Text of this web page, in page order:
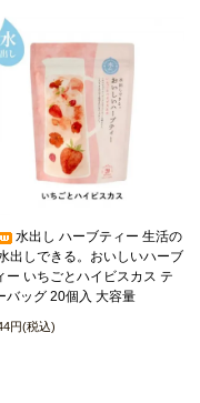
水出し ハーブティー 生活の
出しできる。おいしいハーブ
ー いちごとハイビスカス テ
バッグ 20個入 大容量
円(税込)